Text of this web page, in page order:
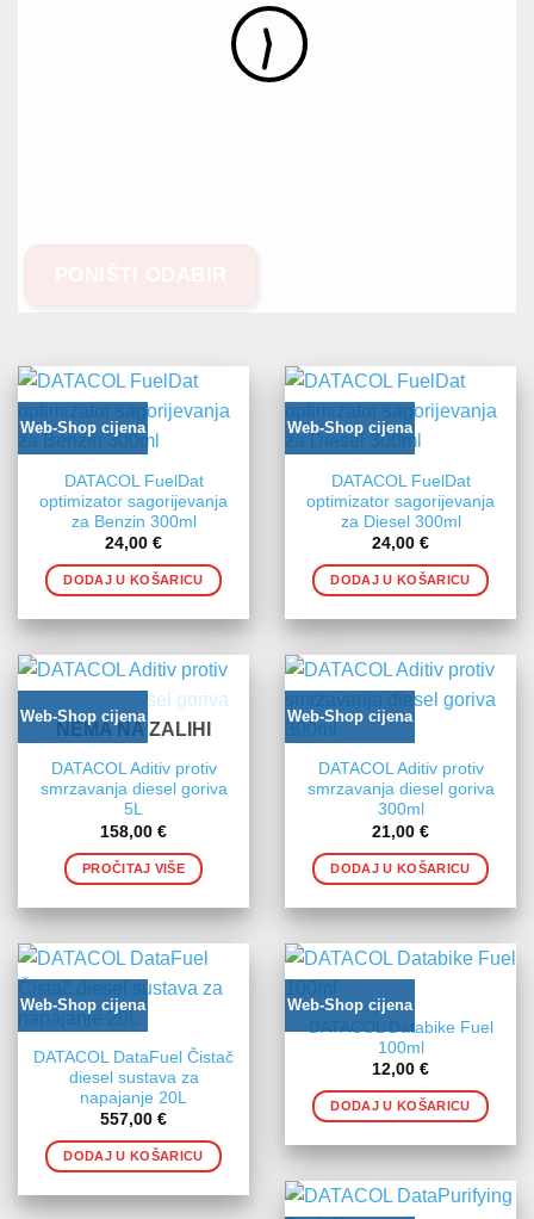
Web-Shop cijena
DATACOL FuelDat
optimizator sagorijevanja
za Benzin 300ml
24,00 €
DODAJ U KOŠARICU
Web-Shop cijena
DATACOL FuelDat
optimizator sagorijevanja
za Diesel 300ml
24,00 €
DODAJ U KOŠARICU
Web-Shop cijena
NEMA NA ZALIHI
DATACOL Aditiv protiv
smrzavanja diesel goriva
5L
158,00 €
PROČITAJ VIŠE
Web-Shop cijena
DATACOL Aditiv protiv
smrzavanja diesel goriva
300ml
21,00 €
DODAJ U KOŠARICU
Web-Shop cijena
DATACOL DataFuel Čistač
diesel sustava za
napajanje 20L
557,00 €
DODAJ U KOŠARICU
Web-Shop cijena
DATACOL Databike Fuel
100ml
12,00 €
DODAJ U KOŠARICU